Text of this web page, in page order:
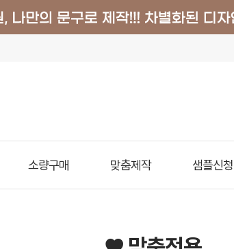
소량구매 맞춤제작 샘플신청